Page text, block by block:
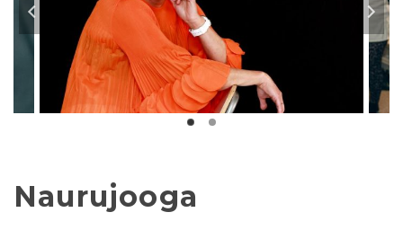
Naurujooga